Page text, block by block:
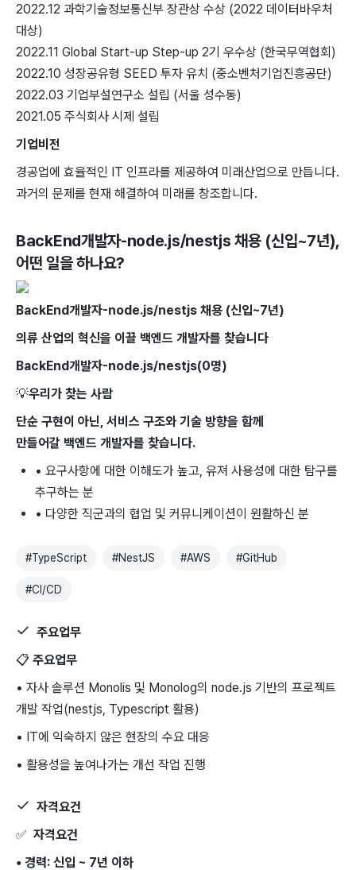
2022.12 과학기술정보통신부 장관상 수상 (2022 데이터바우처
대상)
2022.11 Global Start-up Step-up 2기 우수상 (한국무역협회)
2022.10 성장공유형 SEED 투자 유치 (중소벤처기업진흥공단)
2022.03 기업부설연구소 설립 (서울 성수동)
2021.05 주식회사 시제 설립
기업비전
경공업에 효율적인 IT 인프라를 제공하여 미래산업으로 만듭니다.
과거의 문제를 현재 해결하여 미래를 창조합니다.
BackEnd개발자-node.js/nestjs 채용 (신입~7년),
어떤 일을 하나요?
BackEnd개발자-node.js/nestjs 채용 (신입~7년)
의류 산업의 혁신을 이끌 백엔드 개발자를 찾습니다
BackEnd개발자-node.js/nestjs(0명)
💡우리가 찾는 사람
단순 구현이 아닌, 서비스 구조와 기술 방향을 함께
만들어갈 백엔드 개발자를 찾습니다.
• 요구사항에 대한 이해도가 높고, 유져 사용성에 대한 탐구를
추구하는 분
• 다양한 직군과의 협업 및 커뮤니케이션이 원활하신 분
#TypeScript #NestJS #AWS #GitHub
#CI/CD
주요업무
📋 주요업무
• 자사 솔루션 Monolis 및 Monolog의 node.js 기반의 프로젝트
개발 작업(nestjs, Typescript 활용)
• IT에 익숙하지 않은 현장의 수요 대응
• 활용성을 높여나가는 개선 작업 진행
자격요건
✅ 자격요건
• 경력: 신입 ~ 7년 이하